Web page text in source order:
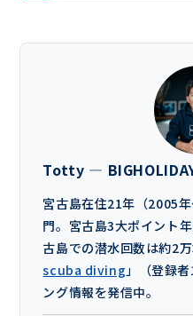
Totty —
宮古島在住21年（2005
門。宮古島3大ポイント
古島での潜水回数は約2
scuba diving」（登録
ング情報を発信中。